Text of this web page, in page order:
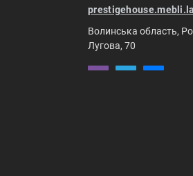
Волинська область,
Лугова, 70